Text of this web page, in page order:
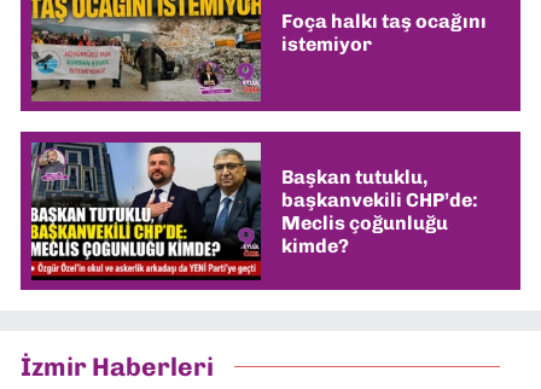
Foça halkı taş ocağını
istemiyor
Başkan tutuklu,
başkanvekili CHP’de:
Meclis çoğunluğu
kimde?
İzmir Haberleri